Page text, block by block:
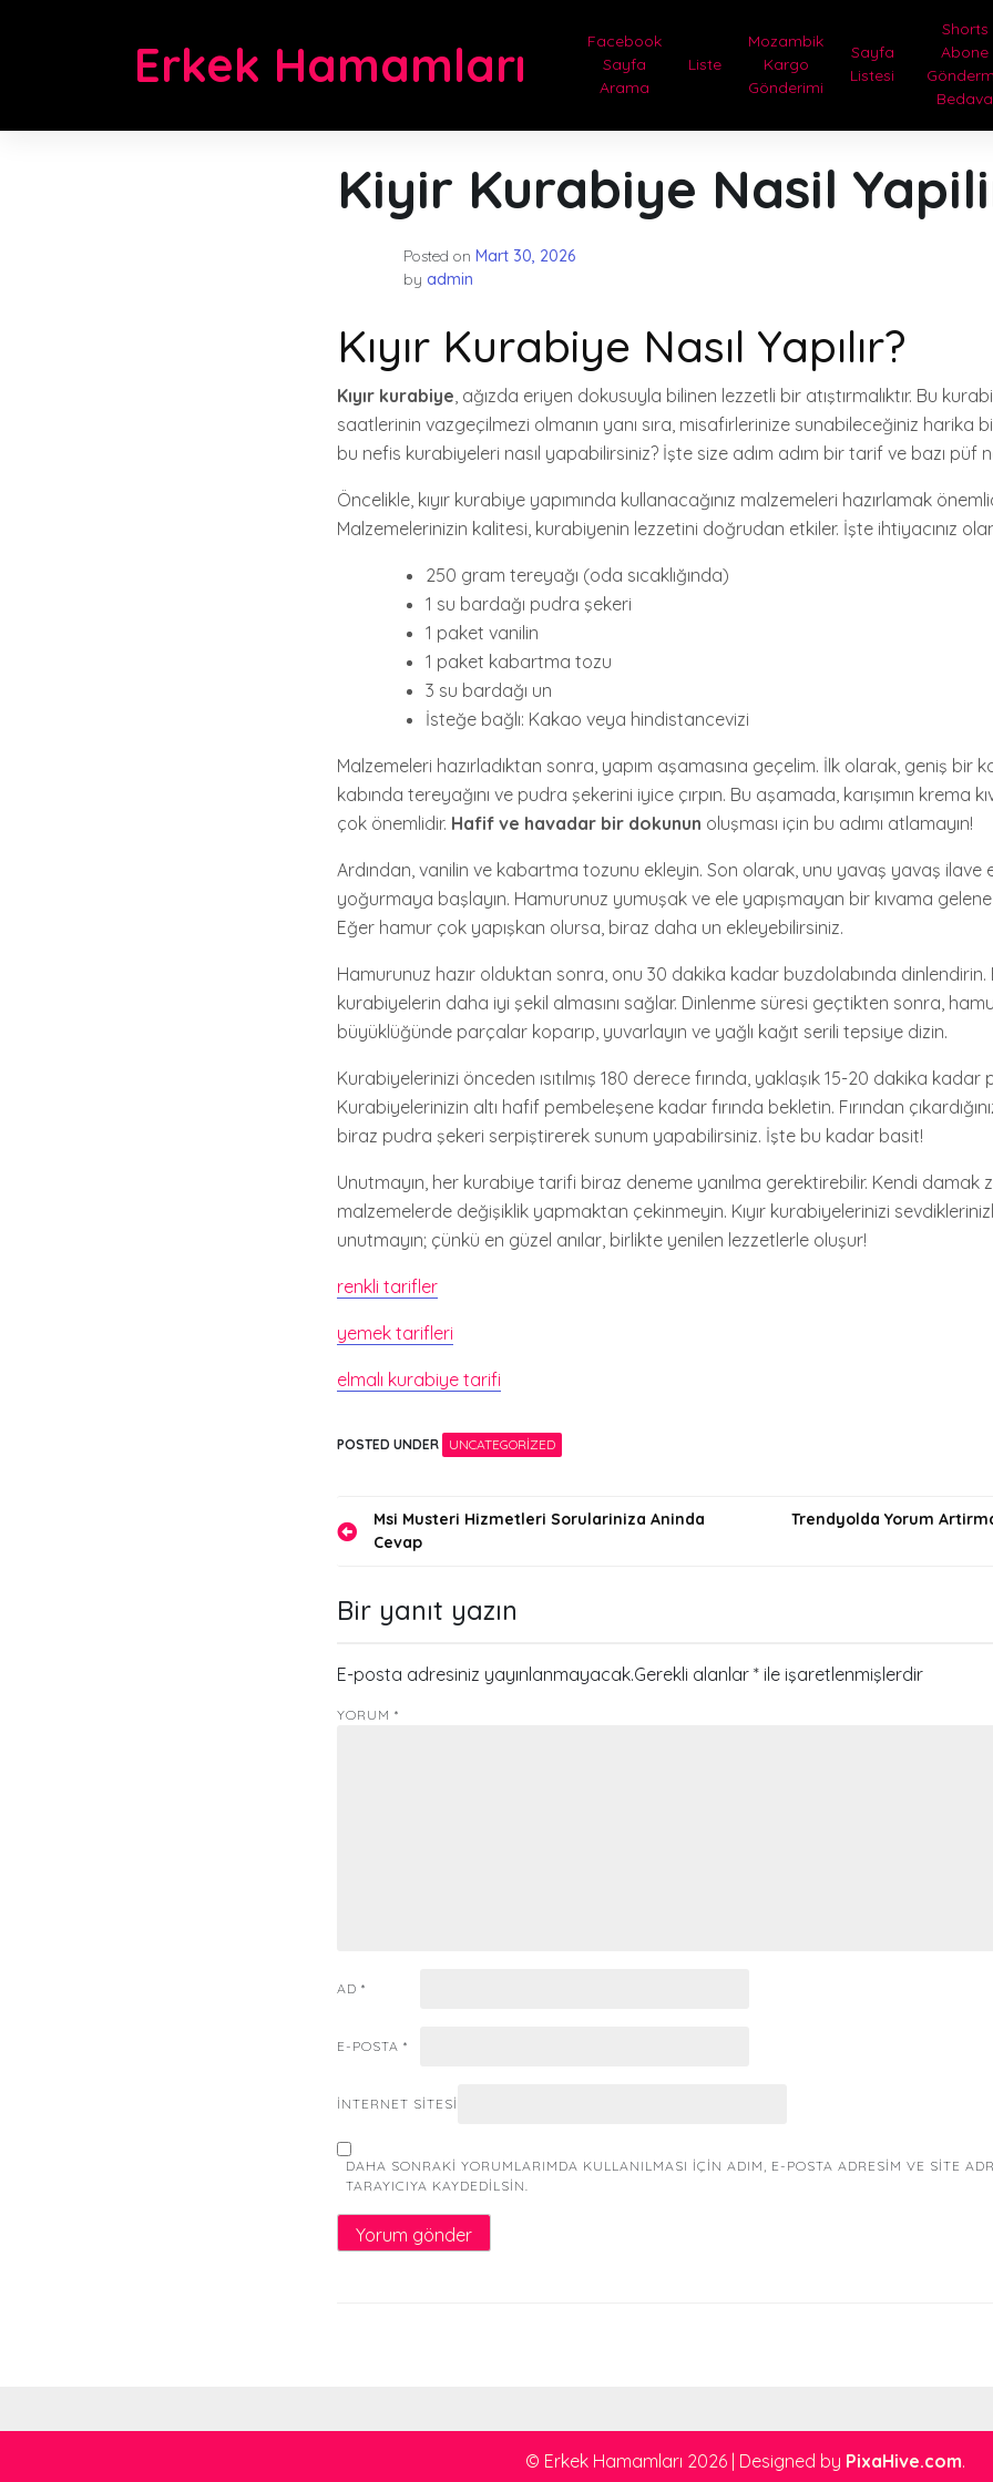
Erkek Hamamları
Facebook
Sayfa
Arama
Liste
Mozambik
Kargo
Gönderimi
Sayfa
Listesi
Shorts
Abone
Bedava
Kiyir Kurabiye Nasil
Posted on Mart 30, 2026
by admin
Kıyır Kurabiye Nasıl Yapılır?
Kıyır kurabiye, ağızda eriyen dokusuyla bilinen lezzetli bir atıştırmalıktır. Bu
saatlerinin vazgeçilmezi olmanın yanı sıra, misafirlerinize sunabileceğiniz harika
bu nefis kurabiyeleri nasıl yapabilirsiniz? İşte size adım adım bir tarif ve bazı püf
Öncelikle, kıyır kurabiye yapımında kullanacağınız malzemeleri hazırlamak
Malzemelerinizin kalitesi, kurabiyenin lezzetini doğrudan etkiler. İşte ihtiyacınız
250 gram tereyağı (oda sıcaklığında)
1 su bardağı pudra şekeri
1 paket vanilin
1 paket kabartma tozu
3 su bardağı un
İsteğe bağlı: Kakao veya hindistancevizi
Malzemeleri hazırladıktan sonra, yapım aşamasına geçelim. İlk olarak, geniş bir
kabında tereyağını ve pudra şekerini iyice çırpın. Bu aşamada, karışımın krema
çok önemlidir. Hafif ve havadar bir dokunun oluşması için bu adımı atlamayın!
Ardından, vanilin ve kabartma tozunu ekleyin. Son olarak, unu yavaş yavaş ilave
yoğurmaya başlayın. Hamurunuz yumuşak ve ele yapışmayan bir kıvama
Eğer hamur çok yapışkan olursa, biraz daha un ekleyebilirsiniz.
Hamurunuz hazır olduktan sonra, onu 30 dakika kadar buzdolabında dinlendirin.
kurabiyelerin daha iyi şekil almasını sağlar. Dinlenme süresi geçtikten sonra,
büyüklüğünde parçalar koparıp, yuvarlayın ve yağlı kağıt serili tepsiye dizin.
Kurabiyelerinizi önceden ısıtılmış 180 derece fırında, yaklaşık 15-20 dakika kadar
Kurabiyelerinizin altı hafif pembeleşene kadar fırında bekletin. Fırından
biraz pudra şekeri serpiştirerek sunum yapabilirsiniz. İşte bu kadar basit!
Unutmayın, her kurabiye tarifi biraz deneme yanılma gerektirebilir. Kendi damak
malzemelerde değişiklik yapmaktan çekinmeyin. Kıyır kurabiyelerinizi
unutmayın; çünkü en güzel anılar, birlikte yenilen lezzetlerle oluşur!
renkli tarifler
yemek tarifleri
elmalı kurabiye tarifi
POSTED UNDER UNCATEGORIZED
YazıMsi Musteri Hizmetleri Sorulariniza Aninda
Cevap
Trendyolda Yorum
Bir yanıt yazın
E-posta adresiniz yayınlanmayacak.Gerekli alanlar * ile işaretlenmişlerdir
YORUM *
AD *
E-POSTA *
İNTERNET SITESI
DAHA SONRAKI YORUMLARIMDA KULLANILMASI IÇIN ADIM, E-POSTA ADRESIM VE SITE
TARAYICIYA KAYDEDILSIN.
© Erkek Hamamları 2026 | Designed by PixaHive.com.